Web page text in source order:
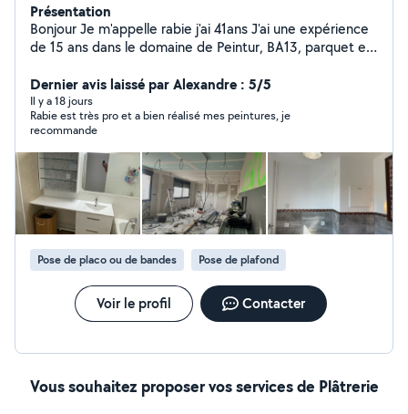
Présentation
Bonjour Je m'appelle rabie j'ai 41ans J'ai une expérience
de 15 ans dans le domaine de Peintur, BA13, parquet et
pattes, craquelés..ex) Je reste à votre disposition pour
tous vos questions et conseils Avec un travail de qualité
Dernier avis laissé par Alexandre : 5/5
Il y a 18 jours
Rabie est très pro et a bien réalisé mes peintures, je
recommande
Pose de placo ou de bandes Pose de plafond
Voir le profil Contacter
Vous souhaitez proposer vos services de Plâtrerie